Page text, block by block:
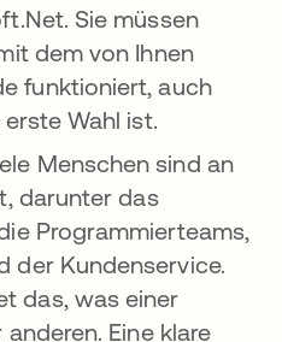
Sie müssen
dem von Ihnen
funktioniert, auch
Wahl ist.
Menschen sind an
darunter das
Programmierteams,
der Kundenservice.
das, was einer
Eine klare